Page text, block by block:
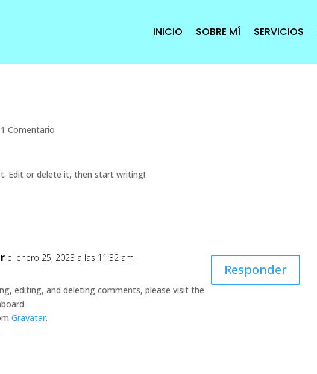
INICIO SOBRE MÍ SERVICIOS
1 Comentario
Edit or delete it, then start writing!
el enero 25, 2023 a las 11:32 am
editing, and deleting comments, please visit the
Gravatar.
Responder